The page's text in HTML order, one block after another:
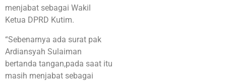
menjabat sebagai Wakil
Ketua DPRD Kutim.
“Sebenarnya ada surat pak
Ardiansyah Sulaiman
bertanda tangan,pada saat itu
masih menjabat sebagai